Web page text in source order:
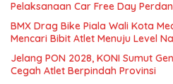
Pelaksanaan Car Free Day
BMX Drag Bike Piala Wali Kota
Mencari Bibit Atlet Menuju Level
Jelang PON 2028, KONI Sumut
Cegah Atlet Berpindah Provinsi